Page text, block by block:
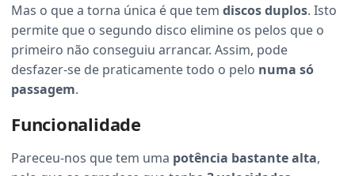
Mas o que a torna única é que tem discos duplos. Isto
permite que o segundo disco elimine os pelos que o
primeiro não conseguiu arrancar. Assim, pode
desfazer-se de praticamente todo o pelo numa só
passagem.
Funcionalidade
Pareceu-nos que tem uma potência bastante alta,